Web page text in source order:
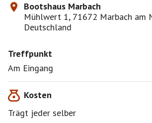
Bootshaus Marbach
Mühlwert 1, 71672 Marbach am
Deutschland
Treffpunkt
Am Eingang
Kosten
Trägt jeder selber